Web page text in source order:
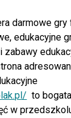
darmowe
edukacyjne
zabawy
to
w